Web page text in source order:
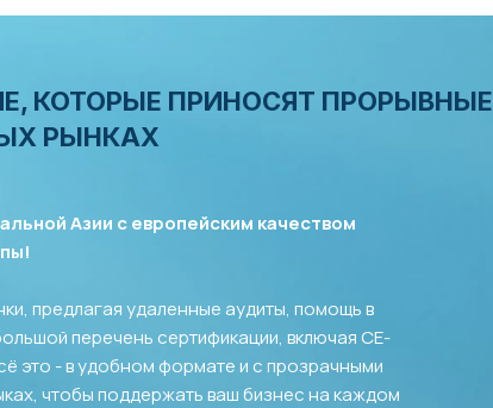
КОТОРЫЕ ПРИНОСЯТ ПРОРЫВНЫЕ
РЫНКАХ
Азии с европейским качеством
предлагая удаленные аудиты, помощь в
перечень сертификации, включая CE-
это - в удобном формате и с прозрачными
чтобы поддержать ваш бизнес на каждом